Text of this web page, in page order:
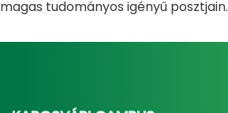
magas tudományos igényű posztjain.